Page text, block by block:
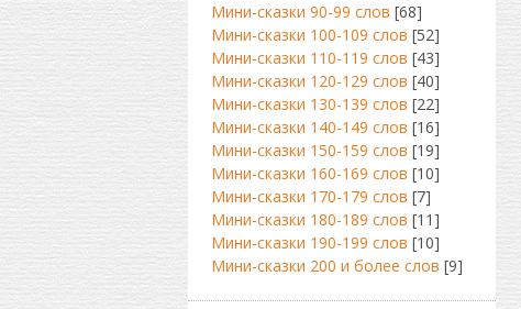
Мини-сказки 90-99 слов [68]
Мини-сказки 100-109 слов [52]
Мини-сказки 110-119 слов [43]
Мини-сказки 120-129 слов [40]
Мини-сказки 130-139 слов [22]
Мини-сказки 140-149 слов [16]
Мини-сказки 150-159 слов [19]
Мини-сказки 160-169 слов [10]
Мини-сказки 170-179 слов [7]
Мини-сказки 180-189 слов [11]
Мини-сказки 190-199 слов [10]
Мини-сказки 200 и более слов [9]